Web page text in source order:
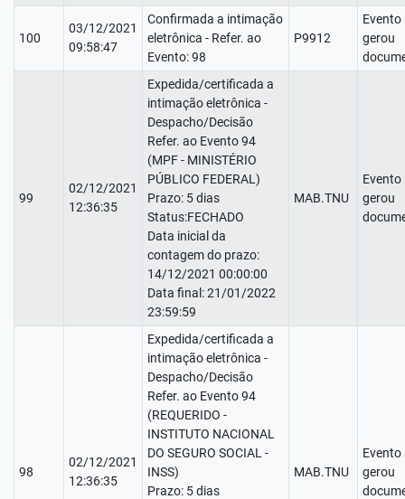
100
03/12/2021
09:58:47
Confirmada a intimação
eletrônica - Refer. ao
Evento: 98
P9912
Evento
gerou
99
02/12/2021
12:36:35
Expedida/certificada a
intimação eletrônica -
Despacho/Decisão
Refer. ao Evento 94
(MPF - MINISTÉRIO
PÚBLICO FEDERAL)
Prazo: 5 dias
Status:FECHADO
Data inicial da
contagem do prazo:
14/12/2021 00:00:00
Data final: 21/01/2022
23:59:59
MAB.TNU
Evento
gerou
98
02/12/2021
12:36:35
Expedida/certificada a
intimação eletrônica -
Despacho/Decisão
Refer. ao Evento 94
(REQUERIDO -
INSTITUTO NACIONAL
DO SEGURO SOCIAL -
INSS)
Prazo: 5 dias
MAB.TNU
Evento
gerou